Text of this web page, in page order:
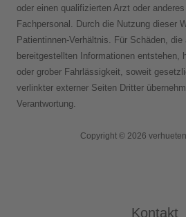
oder einen qualifizierten Arzt oder
Fachpersonal. Durch die Nutzung dieser
Patientinnen-Verhältnis. Für Schäden,
bereitgestellten Informationen entstehen,
oder grober Fahrlässigkeit, soweit
verlinkter externer Seiten Dritter
Verantwortung.
Copyright © 2026
Kontakt